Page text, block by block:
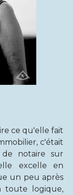
ce qu'elle fait
c'était
notaire sur
excelle en
un peu après
toute logique,